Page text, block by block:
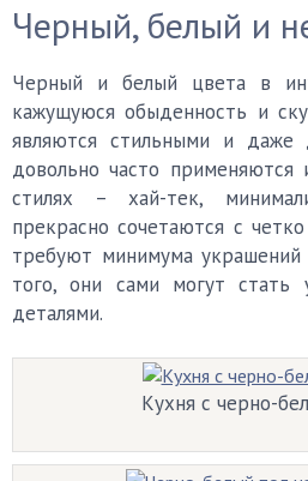
Черный, белый и
Черный и белый цвета в
кажущуюся обыденность и
являются стильными и
довольно часто
стилях – хай-тек,
прекрасно сочетаются с
требуют минимума украшений
того, они сами могут стать
деталями.
Кухня с черно-